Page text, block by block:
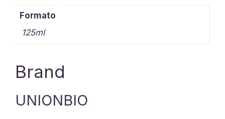
Formato
125ml
Brand
UNIONBIO